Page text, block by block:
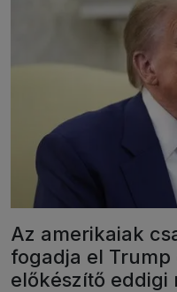
Az amerikaiak
fogadja el
előkészítő eddigi